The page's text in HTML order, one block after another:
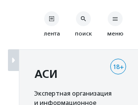
лента поиск меню
18+
АСИ
Экспертная организация
и информационное